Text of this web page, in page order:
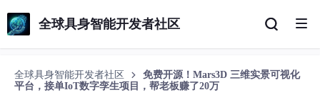
全球具身智能开发者社区
全球具身智能开发者社区
免费开源！Mars3D 三维实景可视化
平台，接单IoT数字孪生项目，帮老板赚了20万